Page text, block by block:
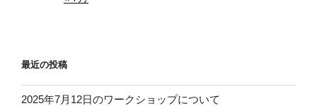
最近の投稿
2025年7月12日のワークショップについて